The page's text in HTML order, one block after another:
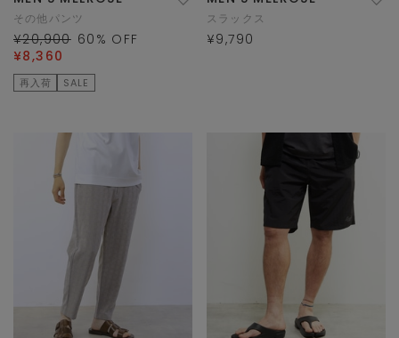
その他パンツ
¥20,900 60 % OFF
¥8,360
再入荷 SALE
スラックス
¥9,790